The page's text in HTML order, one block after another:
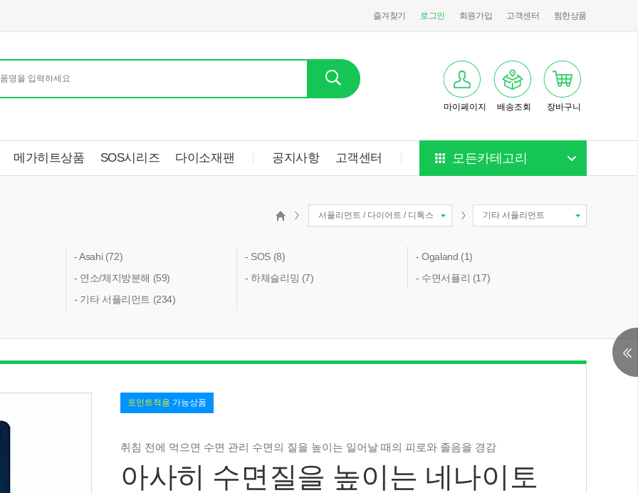
즐겨찾기 로그인 회원가입 고객센터 찜한상품
마이페이지 배송조회 장바구니
메가히트상품 SOS시리즈 다이소재팬 공지사항 고객센터 모든카테고리
기타 서플리먼트
서플리먼트 / 다이어트 / 디톡스
- Asahi (72) - SOS (8)
- Ogaland (1)
- 연소/체지방분해 (59)
- 하체슬리밍 (7)
- 수면서플리 (17)
- 기타 서플리먼트 (234)
포인트적용 가능상품
취침 전에 먹으면 수면 관리 수면의 질을 높이는 일어날 때의 피로와 졸음을 경감
아사히 수면질을 높이는 네나이토